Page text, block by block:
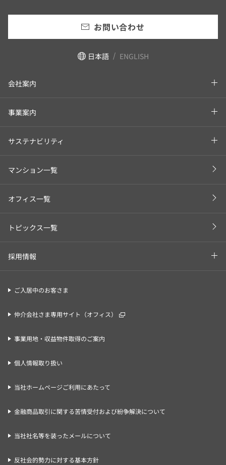
お問い合わせ
日本語 ENGLISH
会社案内
事業案内
サステナビリティ
マンション一覧
オフィス一覧
トピックス一覧
採用情報
ご入居中のお客さま
仲介会社さま専用サイト（オフィス）
事業用地・収益物件取得のご案内
個人情報取り扱い
当社ホームページご利用にあたって
金融商品取引に関する苦情受付および紛争解決について
当社社名等を装ったメールについて
反社会的勢力に対する基本方針